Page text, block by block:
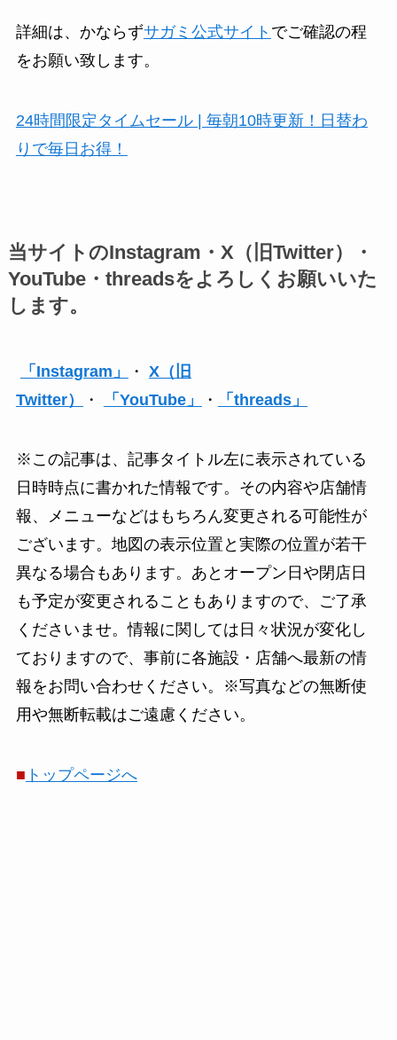
詳細は、かならずサガミ公式サイト でご確認の程
をお願い致します。
24時間限定タイムセール | 毎朝10時更新！日替わ
りで毎日お得！
当サイトのInstagram・X（旧Twitter）・
YouTube・threadsをよろしくお願いいた
します。
「Instagram」 ・ X（旧
Twitter）
・ 「YouTube」 ・ 「threads」
※この記事は、記事タイトル左に表示されている
日時時点に書かれた情報です。その内容や店舗情
報、メニューなどはもちろん変更される可能性が
ございます。地図の表示位置と実際の位置が若干
異なる場合もあります。あとオープン日や閉店日
も予定が変更されることもありますので、ご了承
くださいませ。情報に関しては日々状況が変化し
ておりますので、事前に各施設・店舗へ最新の情
報をお問い合わせください。※写真などの無断使
用や無断転載はご遠慮ください。
■ トップページへ